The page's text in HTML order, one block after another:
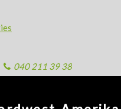
040 211 39 38